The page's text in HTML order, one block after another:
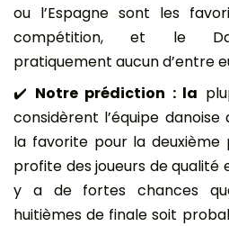
ou l’Espagne sont les
compétition, et le
pratiquement aucun d’entre
✔️ Notre prédiction : la
considèrent l’équipe danoise
la favorite pour la deuxième
profite des joueurs de qualité
y a de fortes chances
huitièmes de finale soit